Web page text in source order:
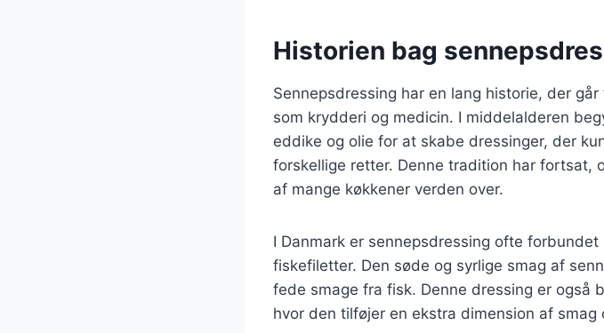
Historien bag
Sennepsdressing har en lang historie, der
som krydderi og medicin. I middelalderen
eddike og olie for at skabe dressinger, der
forskellige retter. Denne tradition har fortsat,
af mange køkkener verden over.
I Danmark er sennepsdressing ofte
fiskefiletter. Den søde og syrlige smag af
fede smage fra fisk. Denne dressing er også
hvor den tilføjer en ekstra dimension af smag